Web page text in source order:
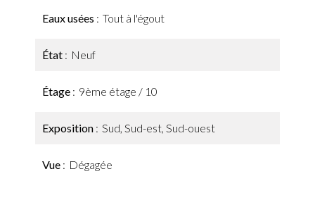
Eaux usées Tout à l'égout
État Neuf
Étage 9ème étage / 10
Exposition Sud, Sud-est, Sud-ouest
Vue Dégagée